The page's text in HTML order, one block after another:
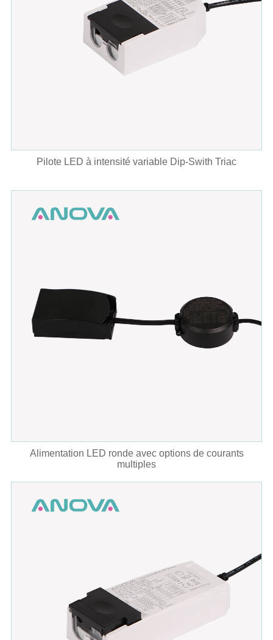
Pilote LED à intensité variable Dip-Swith Triac
Alimentation LED ronde avec options de courants
multiples